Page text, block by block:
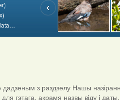
з раздзелу Нашы
гэтага, акрамя назвы віду і